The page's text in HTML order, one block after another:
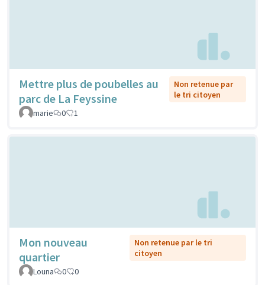
Mettre plus de poubelles au
parc de La Feyssine
Non retenue par
le tri citoyen
marie
0 1
Mon nouveau
quartier
Non retenue par le tri
citoyen
Louna
0 0